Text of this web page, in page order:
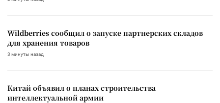
Wildberries сообщил о запуске партнерских складов
для хранения товаров
3 минуты назад
Китай объявил о планах строительства
интеллектуальной армии